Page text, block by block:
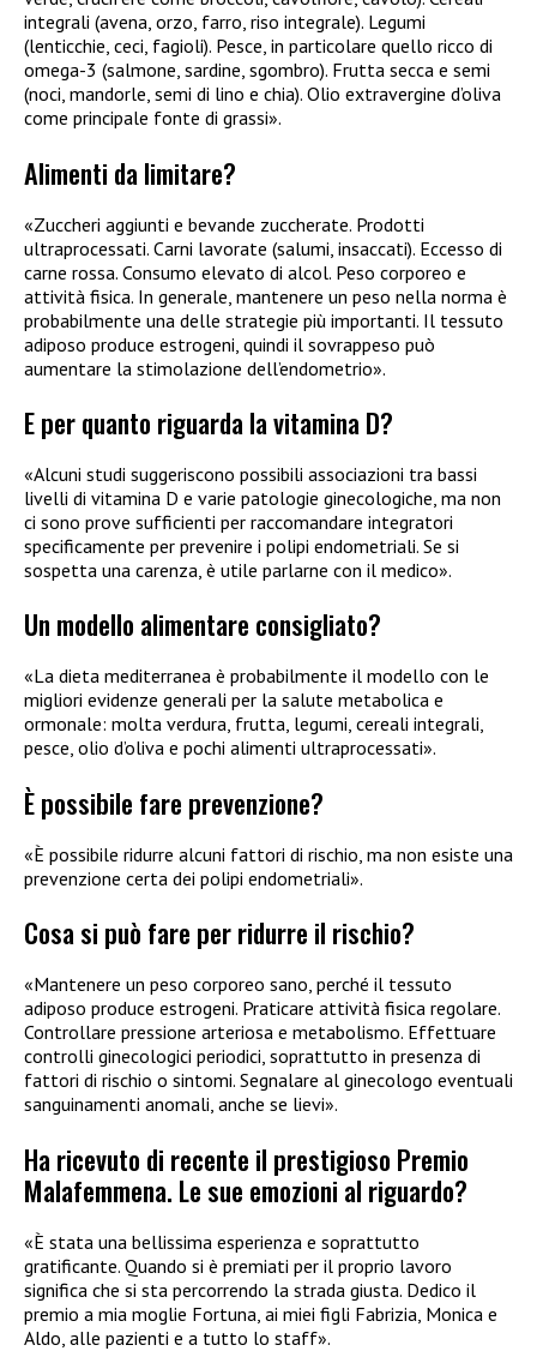
integrali (avena, orzo, farro, riso integrale). Legumi
(lenticchie, ceci, fagioli). Pesce, in particolare quello ricco di
omega-3 (salmone, sardine, sgombro). Frutta secca e semi
(noci, mandorle, semi di lino e chia). Olio extravergine d’oliva
come principale fonte di grassi».
Alimenti da limitare?
«Zuccheri aggiunti e bevande zuccherate. Prodotti
ultraprocessati. Carni lavorate (salumi, insaccati). Eccesso di
carne rossa. Consumo elevato di alcol. Peso corporeo e
attività fisica. In generale, mantenere un peso nella norma è
probabilmente una delle strategie più importanti. Il tessuto
adiposo produce estrogeni, quindi il sovrappeso può
aumentare la stimolazione dell’endometrio».
E per quanto riguarda la vitamina D?
«Alcuni studi suggeriscono possibili associazioni tra bassi
livelli di vitamina D e varie patologie ginecologiche, ma non
ci sono prove sufficienti per raccomandare integratori
specificamente per prevenire i polipi endometriali. Se si
sospetta una carenza, è utile parlarne con il medico».
Un modello alimentare consigliato?
«La dieta mediterranea è probabilmente il modello con le
migliori evidenze generali per la salute metabolica e
ormonale: molta verdura, frutta, legumi, cereali integrali,
pesce, olio d’oliva e pochi alimenti ultraprocessati».
È possibile fare prevenzione?
«È possibile ridurre alcuni fattori di rischio, ma non esiste una
prevenzione certa dei polipi endometriali».
Cosa si può fare per ridurre il rischio?
«Mantenere un peso corporeo sano, perché il tessuto
adiposo produce estrogeni. Praticare attività fisica regolare.
Controllare pressione arteriosa e metabolismo. Effettuare
controlli ginecologici periodici, soprattutto in presenza di
fattori di rischio o sintomi. Segnalare al ginecologo eventuali
sanguinamenti anomali, anche se lievi».
Ha ricevuto di recente il prestigioso Premio
Malafemmena. Le sue emozioni al riguardo?
«È stata una bellissima esperienza e soprattutto
gratificante. Quando si è premiati per il proprio lavoro
significa che si sta percorrendo la strada giusta. Dedico il
premio a mia moglie Fortuna, ai miei figli Fabrizia, Monica e
Aldo, alle pazienti e a tutto lo staff».